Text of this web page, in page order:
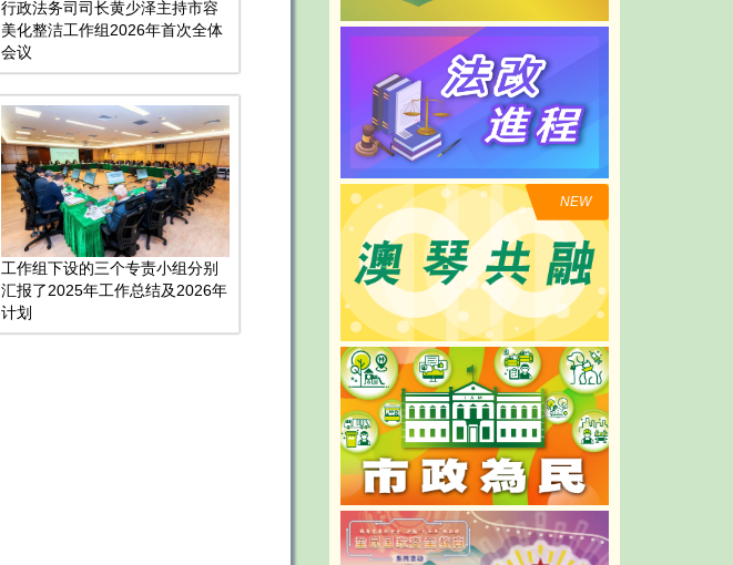
行政法务司司长黄少泽主持市容
美化整洁工作组2026年首次全体
会议
工作组下设的三个专责小组分别
汇报了2025年工作总结及2026年
计划